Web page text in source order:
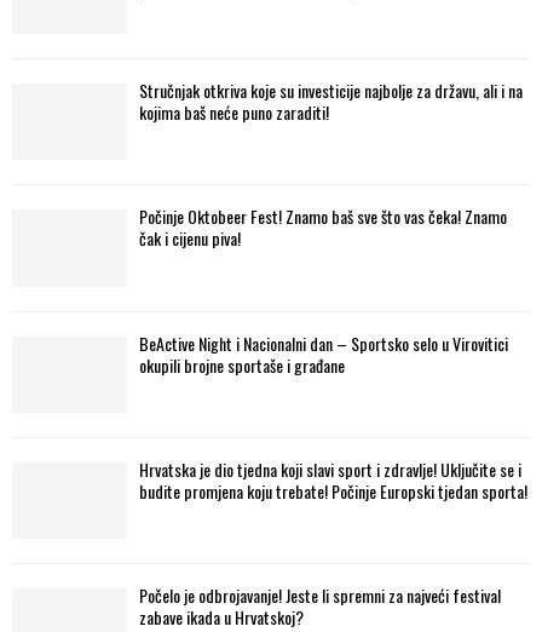
Stručnjak otkriva koje su investicije najbolje za državu, ali i na
kojima baš neće puno zaraditi!
Počinje Oktobeer Fest! Znamo baš sve što vas čeka! Znamo
čak i cijenu piva!
BeActive Night i Nacionalni dan – Sportsko selo u Virovitici
okupili brojne sportaše i građane
Hrvatska je dio tjedna koji slavi sport i zdravlje! Uključite se i
budite promjena koju trebate! Počinje Europski tjedan sporta!
Počelo je odbrojavanje! Jeste li spremni za najveći festival
zabave ikada u Hrvatskoj?